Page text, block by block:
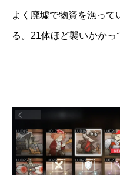
よく廃墟で物資を漁って
る。21体ほど襲いかかっ